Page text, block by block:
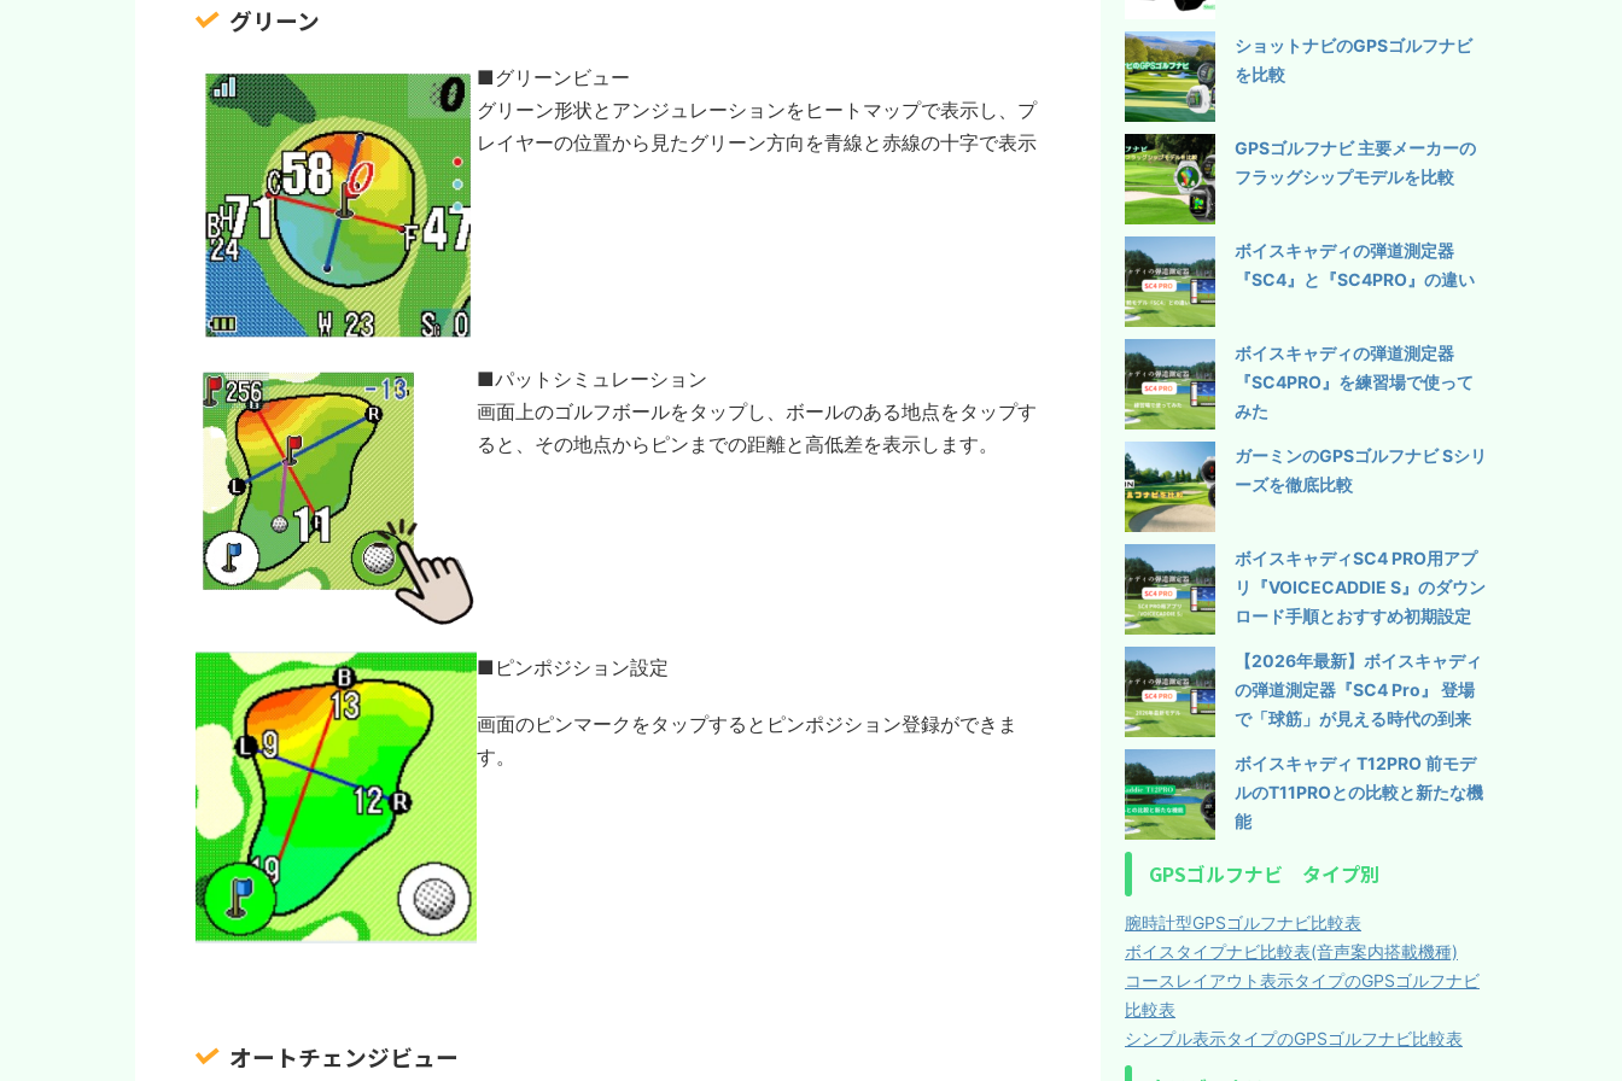
グリーン
■グリーンビュー
グリーン形状とアンジュレーションをヒートマップで表示し、プ
レイヤーの位置から見たグリーン方向を青線と赤線の十字で表示
■パットシミュレーション
画面上のゴルフボールをタップし、ボールのある地点をタップす
ると、その地点からピンまでの距離と高低差を表示します。
■ピンポジション設定
画面のピンマークをタップするとピンポジション登録ができま
す。
オートチェンジビュー
ショットナビのGPSゴルフナビ
を比較
GPSゴルフナビ 主要メーカーの
フラッグシップモデルを比較
ボイスキャディの弾道測定器
『SC4』と『SC4PRO』の違い
ボイスキャディの弾道測定器
『SC4PRO』を練習場で使って
みた
ガーミンのGPSゴルフナビ Sシリ
ーズを徹底比較
ボイスキャディSC4 PRO用アプ
リ『VOICECADDIE S』のダウン
ロード手順とおすすめ初期設定
【2026年最新】ボイスキャディ
の弾道測定器『SC4 Pro』 登場
で「球筋」が見える時代の到来
ボイスキャディ T12PRO 前モデ
ルのT11PROとの比較と新たな機
能
GPSゴルフナビ タイプ別
腕時計型GPSゴルフナビ比較表
ボイスタイプナビ比較表(音声案内搭載機種)
コースレイアウト表示タイプのGPSゴルフナビ
比較表
シンプル表示タイプのGPSゴルフナビ比較表